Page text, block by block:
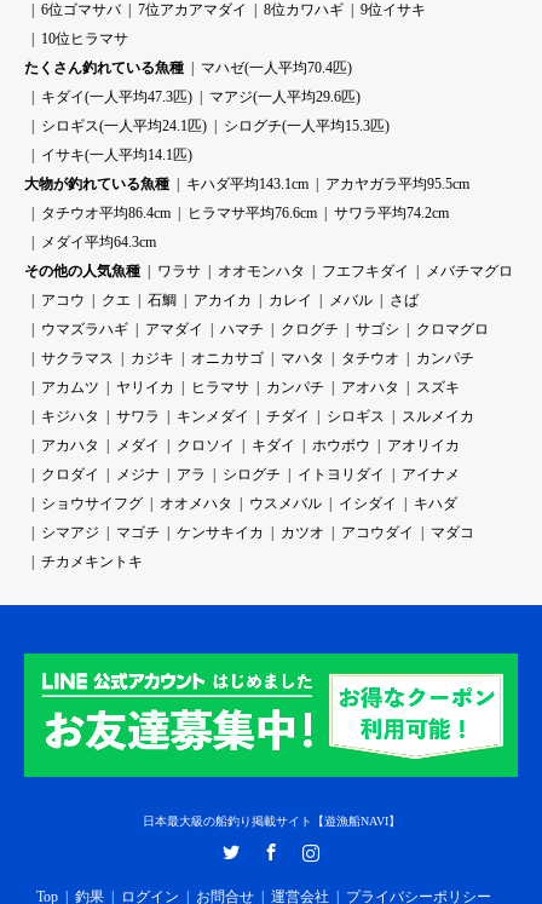
6位ゴマサバ
7位アカアマダイ 8位カワハギ
9位イサキ
10位ヒラマサ
たくさん釣れている魚種
マハゼ(一人平均70.4匹)
キダイ(一人平均47.3匹)
マアジ(一人平均29.6匹)
シロギス(一人平均24.1匹)
シログチ(一人平均15.3匹)
イサキ(一人平均14.1匹)
大物が釣れている魚種
キハダ平均143.1cm
アカヤガラ平均95.5cm
タチウオ平均86.4cm
ヒラマサ平均76.6cm
サワラ平均74.2cm
メダイ平均64.3cm
その他の人気魚種
ワラサ オオモンハタ フエフキダイ
メバチマグロ
アコウ
クエ 石鯛 アカイカ カレイ メバル
さば
ウマズラハギ
アマダイ ハマチ クログチ サゴシ
クロマグロ
サクラマス
カジキ オニカサゴ マハタ タチウオ
カンパチ
アカムツ
ヤリイカ ヒラマサ カンパチ アオハタ
スズキ
キジハタ
サワラ キンメダイ チダイ シロギス
スルメイカ
アカハタ
メダイ クロソイ キダイ ホウボウ
アオリイカ
クロダイ
メジナ アラ シログチ イトヨリダイ
アイナメ
ショウサイフグ
オオメハタ ウスメバル イシダイ
キハダ
シマアジ
マゴチ ケンサキイカ カツオ アコウダイ
マダコ
チカメキントキ
日本最大級の船釣り掲載サイト【遊漁船NAVI】
Top 釣果 ログイン お問合せ 運営会社 プライバシーポリシー